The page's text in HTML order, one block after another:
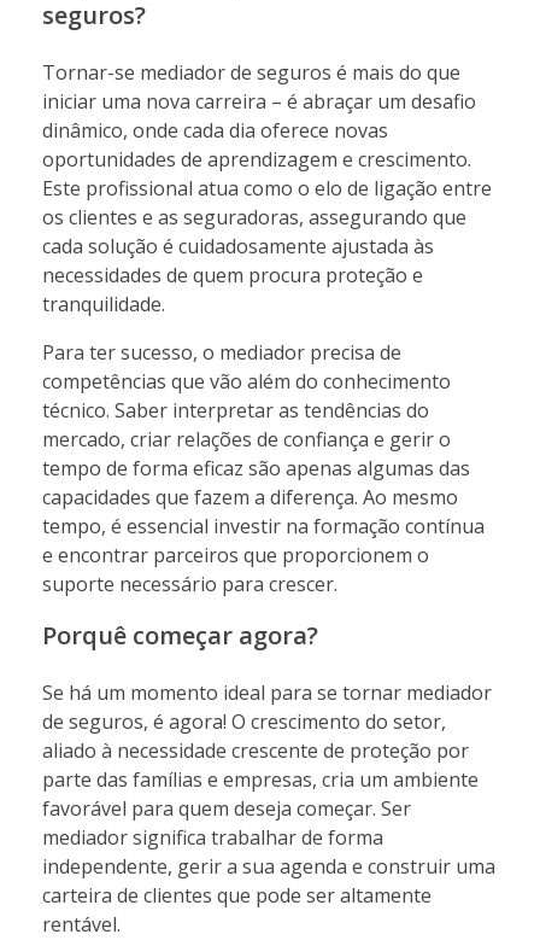
seguros?
Tornar-se mediador de seguros é mais do que
iniciar uma nova carreira – é abraçar um desafio
dinâmico, onde cada dia oferece novas
oportunidades de aprendizagem e crescimento.
Este profissional atua como o elo de ligação entre
os clientes e as seguradoras, assegurando que
cada solução é cuidadosamente ajustada às
necessidades de quem procura proteção e
tranquilidade.
Para ter sucesso, o mediador precisa de
competências que vão além do conhecimento
técnico. Saber interpretar as tendências do
mercado, criar relações de confiança e gerir o
tempo de forma eficaz são apenas algumas das
capacidades que fazem a diferença. Ao mesmo
tempo, é essencial investir na formação contínua
e encontrar parceiros que proporcionem o
suporte necessário para crescer.
Porquê começar agora?
Se há um momento ideal para se tornar mediador
de seguros, é agora! O crescimento do setor,
aliado à necessidade crescente de proteção por
parte das famílias e empresas, cria um ambiente
favorável para quem deseja começar. Ser
mediador significa trabalhar de forma
independente, gerir a sua agenda e construir uma
carteira de clientes que pode ser altamente
rentável.